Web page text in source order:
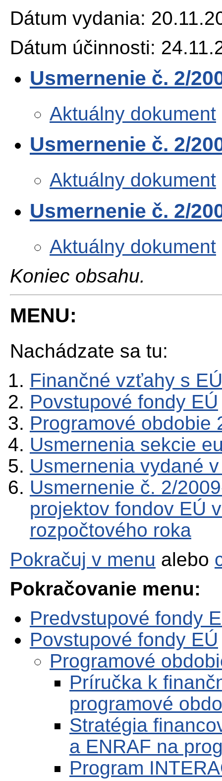
Dátum vydania:
Dátum účinnosti:
Usmernenie č. 2/
Aktuálny dokument
Usmernenie č. 2/
Aktuálny dokument
Usmernenie č. 2/
Aktuálny dokument
Koniec obsahu.
MENU:
Nachádzate sa tu:
Finančné vzťahy s EÚ
Povstupové fondy EÚ
Programové obdobie
Usmernenia sekcie
Usmernenia vydané
Usmernenie č. 2/
projektov fondov EÚ
rozpočtového roka
Pokračuj v menu alebo
Pokračovanie menu:
Predvstupové fondy
Povstupové fondy EÚ
Programové
Príručka k
programové
Stratégia
a ENRAF na
Program